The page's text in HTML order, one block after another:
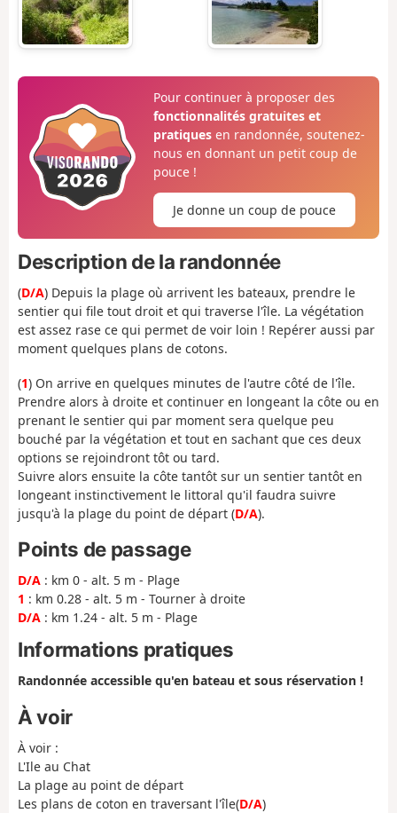
Pour continuer à proposer des
fonctionnalités gratuites et
pratiquesen randonnée, soutenez-
nous en donnant un petit coup de
pouce !
Je donne un coup de pouce
Description de la randonnée
(D/A) Depuis la plage où arrivent les bateaux, prendre le
sentier qui file tout droit et qui traverse l'île. La végétation
est assez rase ce qui permet de voir loin ! Repérer aussi par
moment quelques plans de cotons.
(1) On arrive en quelques minutes de l'autre côté de l'île.
Prendre alors à droite et continuer en longeant la côte ou en
prenant le sentier qui par moment sera quelque peu
bouché par la végétation et tout en sachant que ces deux
options se rejoindront tôt ou tard.
Suivre alors ensuite la côte tantôt sur un sentier tantôt en
longeant instinctivement le littoral qu'il faudra suivre
jusqu'à la plage du point de départ (D/A).
Points de passage
D/A : km 0 - alt. 5 m - Plage
1 : km 0.28 - alt. 5 m - Tourner à droite
D/A : km 1.24 - alt. 5 m - Plage
Informations pratiques
Randonnée accessible qu'en bateau et sous réservation !
À voir
À voir :
L'Ile au Chat
La plage au point de départ
Les plans de coton en traversant l'île(D/A)